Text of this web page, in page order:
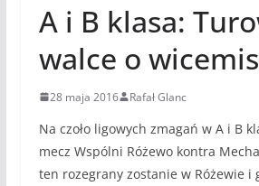
A i B klasa:
walce o
28 maja 2016 Rafał Glanc
Na czoło ligowych zmagań w A i B
mecz Wspólni Różewo kontra
ten rozegrany zostanie w Różewie i